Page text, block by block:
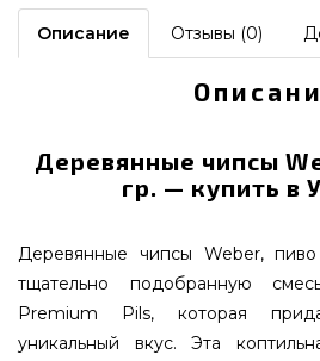
Описание Отзывы (0)
Деревянные чипсы
гр. — купить в
Деревянные чипсы Weber,
тщательно подобранную
Premium Pils, которая
уникальный вкус. Эта